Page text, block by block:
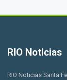
RIO Noticias
RIO Noticias Santa